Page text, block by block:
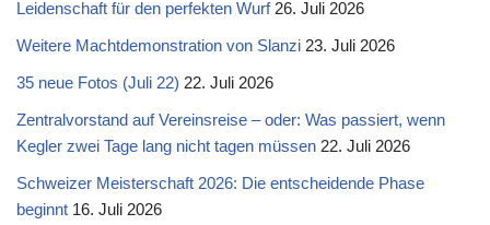
Leidenschaft für den perfekten Wurf 26. Juli 2026
Weitere Machtdemonstration von Slanzi 23. Juli 2026
35 neue Fotos (Juli 22) 22. Juli 2026
Zentralvorstand auf Vereinsreise – oder: Was passiert, wenn
Kegler zwei Tage lang nicht tagen müssen 22. Juli 2026
Schweizer Meisterschaft 2026: Die entscheidende Phase
beginnt 16. Juli 2026